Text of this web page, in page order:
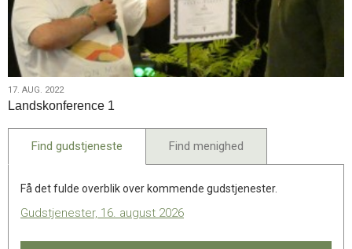
17.
aug.
2022
17. AUG. 2022
Landskonference 1
Find gudstjeneste Find menighed
Få det fulde overblik over kommende gudstjenester.
Gudstjenester, 16. august 2026